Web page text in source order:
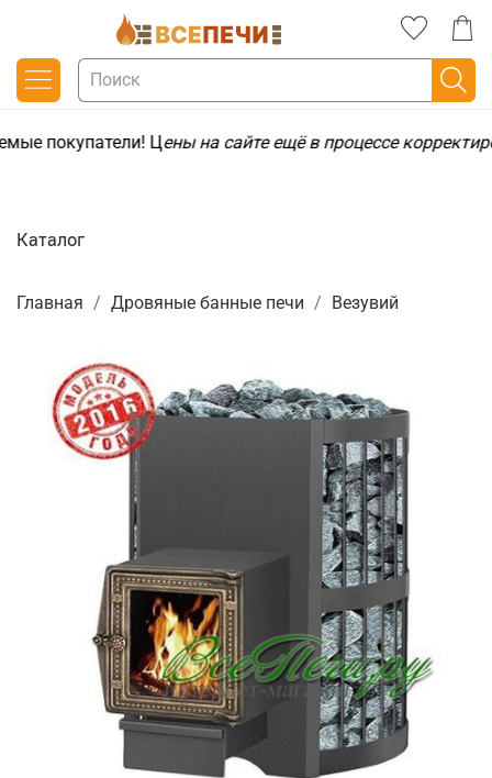
покупатели! Цены на сайте ещё в процессе
Главная Дровяные банные печи Везувий
Каталог